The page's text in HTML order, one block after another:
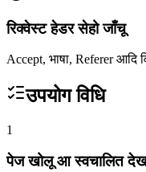
रिक्वेस्ट हेडर सेहो जाँचू
Accept, भाषा, Referer
उपयोग विधि
1
पेज खोलू आ स्वचालित